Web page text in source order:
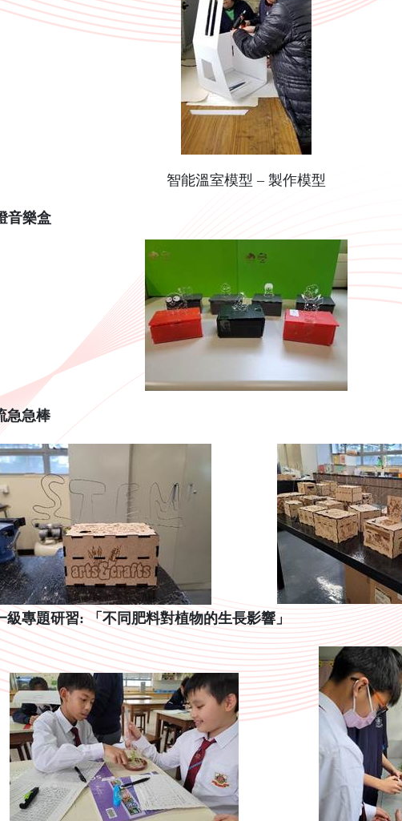
智能溫室模型 – 製作模型
音樂盒
急急棒
級專題研習: 「不同肥料對植物的生長影響」